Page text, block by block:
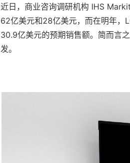
近日，商业咨询调研机构 IHS
62亿美元和28亿美元，而在明年，
30.9亿美元的预期销售额。简而言
发。